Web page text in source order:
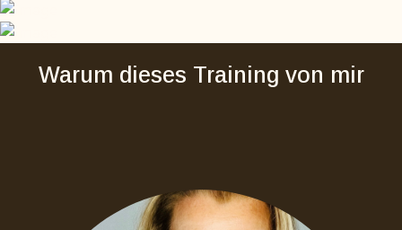
Warum dieses Training von mir